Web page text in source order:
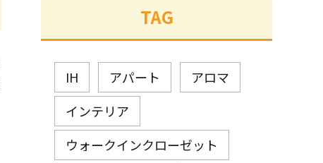
TAG
IH アパート
アロマ
インテリア
ウォークインクローゼット